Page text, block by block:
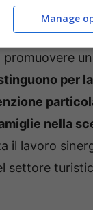
al gioco,
per
nella
il lavoro
settore
Manage